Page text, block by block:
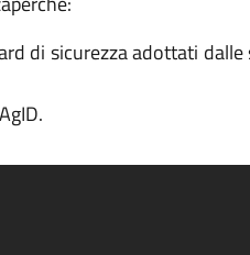
di sicurezza adottati dalle